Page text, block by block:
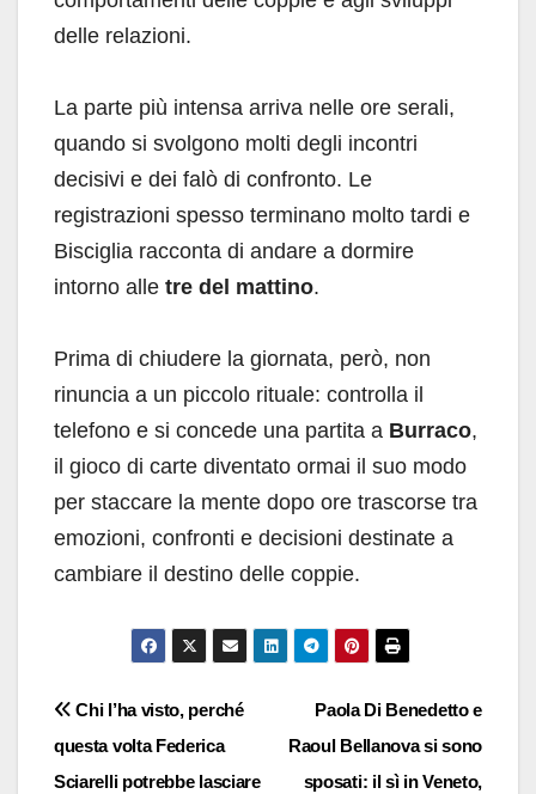
delle relazioni.
La parte più intensa arriva nelle ore serali,
quando si svolgono molti degli incontri
decisivi e dei falò di confronto. Le
registrazioni spesso terminano molto tardi e
Bisciglia racconta di andare a dormire
intorno alle tre del mattino.
Prima di chiudere la giornata, però, non
rinuncia a un piccolo rituale: controlla il
telefono e si concede una partita a Burraco,
il gioco di carte diventato ormai il suo modo
per staccare la mente dopo ore trascorse tra
emozioni, confronti e decisioni destinate a
cambiare il destino delle coppie.
Navigazione
articoli
Paola Di Benedetto e
Raoul Bellanova si sono
sposati: il sì in Veneto,
Chi l’ha visto, perché
questa volta Federica
Sciarelli potrebbe lasciare